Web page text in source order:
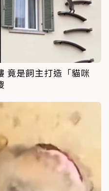
竟是飼主打造「貓咪